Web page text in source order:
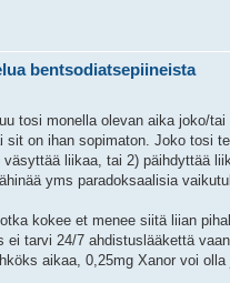
bentsodiatsepiineista
tosi monella olevan aika joko/
sit on ihan sopimaton. Joko tosi
liikaa, tai 2) päihdyttää
yms paradoksaalisia
kokee et menee siitä liian
ei tarvi 24/7 ahdistuslääkettä
aikaa, 0,25mg Xanor voi olla